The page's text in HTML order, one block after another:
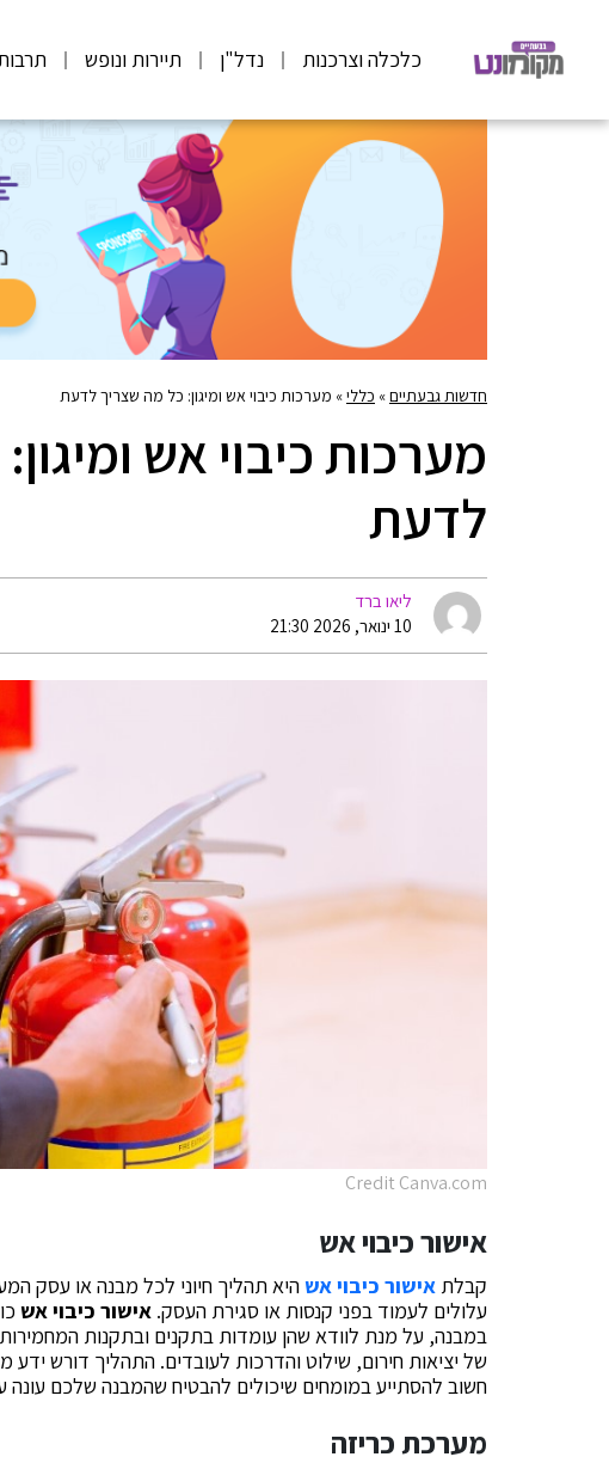
כלכלה וצרכנות נדל"ן תיירות ונופש
חדשות גבעתיים» כללי» מערכות כיבוי אש ומיגון: כל מה שצריך לדעת
מערכות כיבוי אש
לדעת
ליאו ברד
10 ינואר, 2026 21:30
Credit Canva.com
אישור כיבוי אש
קבלת אישור כיבוי אשהיא תהליך חיוני לכל מבנה או עסק
עלולים לעמוד בפני קנסות או סגירת העסק. אישור כיבוי אש
במבנה, על מנת לוודא שהן עומדות בתקנים ובתקנות
של יציאות חירום, שילוט והדרכות לעובדים. התהליך דורש
חשוב להסתייע במומחים שיכולים להבטיח שהמבנה שלכם עונה
מערכת כריזה